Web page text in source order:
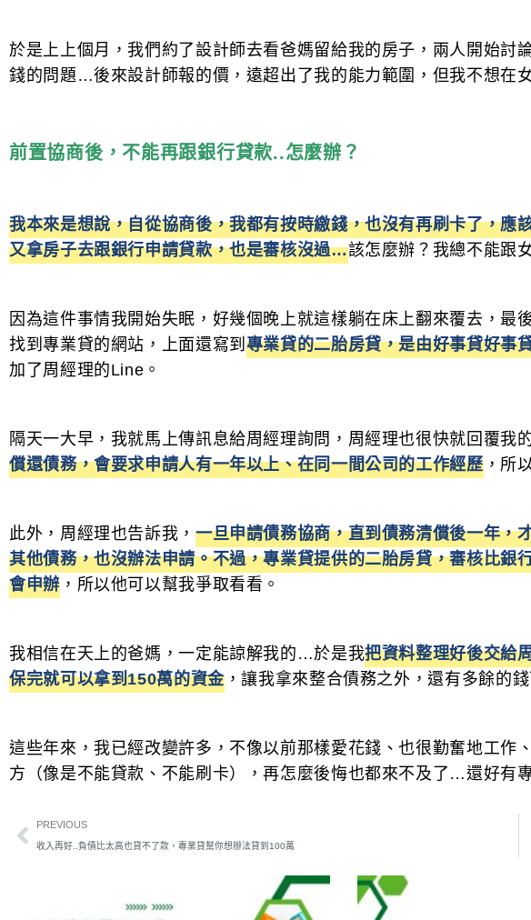
於是上上個月，我們約了設計師去看爸媽留給我的房子，兩人開始
錢的問題…後來設計師報的價，遠超出了我的能力範圍，但我不想在
前置協商後，不能再跟銀行貸款..怎麼辦？
我本來是想說，自從協商後，我都有按時繳錢，也沒有再刷卡了，
又拿房子去跟銀行申請貸款，也是審核沒過…該怎麼辦？我總不能跟
因為這件事情我開始失眠，好幾個晚上就這樣躺在床上翻來覆去，
找到專業貸的網站，上面還寫到 專業貸的二胎房貸，是由好事貸好事
加了周經理的Line。
隔天一大早，我就馬上傳訊息給周經理詢問，周經理也很快就回覆我
償還債務，會要求申請人有一年以上、在同一間公司的工作經歷，所
此外，周經理也告訴我， 一旦申請債務協商，直到債務清償後一年，
其他債務，也沒辦法申請。不過，專業貸提供的二胎房貸，審核比
會申辦，所以他可以幫我爭取看看。
我相信在天上的爸媽，一定能諒解我的…於是我把資料整理好後交給
保完就可以拿到150萬的資金，讓我拿來整合債務之外，還有多餘的
這些年來，我已經改變許多，不像以前那樣愛花錢、也很勤奮地工
方（像是不能貸款、不能刷卡），再怎麼後悔也都來不及了…還好有
PREVIOUS
收入再好..負債比太高也貸不了款，專業貸幫你想辦法貸到100萬